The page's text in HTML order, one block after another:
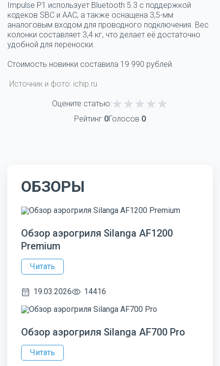
Impulse P1 использует Bluetooth 5.3 с поддержкой
кодеков SBC и AAC, а также оснащена 3,5-мм
аналоговым входом для проводного подключения. Вес
колонки составляет 3,4 кг, что делает её достаточно
удобной для переноски.
Стоимость новинки составила 19 990 рублей.
Источник и фото: ichip.ru
Оцените статью:
Рейтинг 0Голосов 0
ОБЗОРЫ
Обзор аэрогриля Silanga AF1200
Premium
Читать
19.03.2026 14416
Обзор аэрогриля Silanga AF700 Pro
Читать